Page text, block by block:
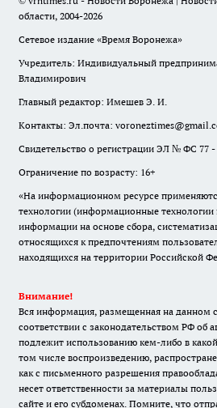
области, 2004-2026
Сетевое издание «Время Воронежа»
Учредитель: Индивидуальный
Владимирович
Главный редактор: Имешев Э. И.
Контакты: Эл.почта:
Свидетельство о регистрации ЭЛ № ФС 77 -
Ограничение по возрасту: 16+
«На информационном ресурсе
технологии (информационные технологии
информации на основе сбора,
относящихся к предпочтениям
находящихся на территории Российской
Внимание!
Вся информация, размещенная на данном
соответствии с законодательством РФ об
подлежит использованию кем-либо в
том числе воспроизведению,
как с письменного разрешения
несет ответственности за материалы
сайте и его субдоменах. Помните, что